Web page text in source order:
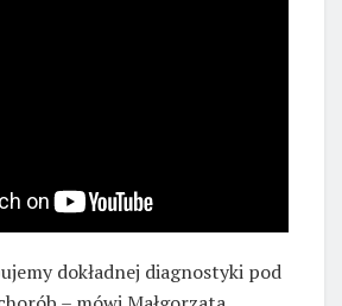
dokładnej diagnostyki pod